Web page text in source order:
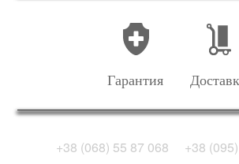
Гарантия
+38 (068) 55 87 068
+38